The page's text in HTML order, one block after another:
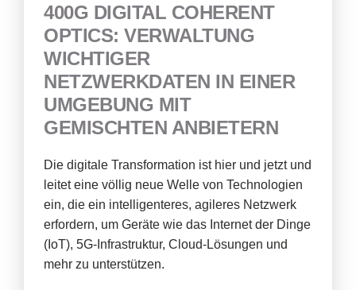
400G DIGITAL COHERENT
OPTICS: VERWALTUNG
WICHTIGER
NETZWERKDATEN IN EINER
UMGEBUNG MIT
GEMISCHTEN ANBIETERN
Die digitale Transformation ist hier und jetzt und
leitet eine völlig neue Welle von Technologien
ein, die ein intelligenteres, agileres Netzwerk
erfordern, um Geräte wie das Internet der Dinge
(IoT), 5G-Infrastruktur, Cloud-Lösungen und
mehr zu unterstützen.